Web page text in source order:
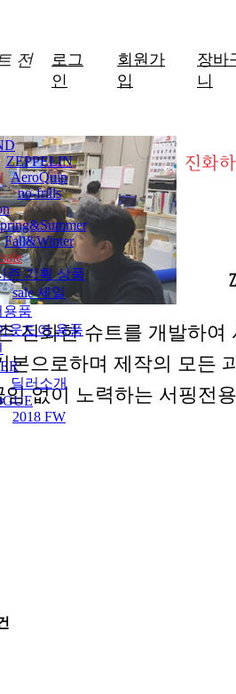
전
로그
인
회원가
입
장바
니
ZEPPELIN
AeroQuip
no-frills
Fall&Winter
즌 기획 상품
sale 세일
용품
웃도어 용품
딜러소개
2018 FW
진화한 슈트를 개발하여
본으로하며 제작의 모든
없이 노력하는 서핑전